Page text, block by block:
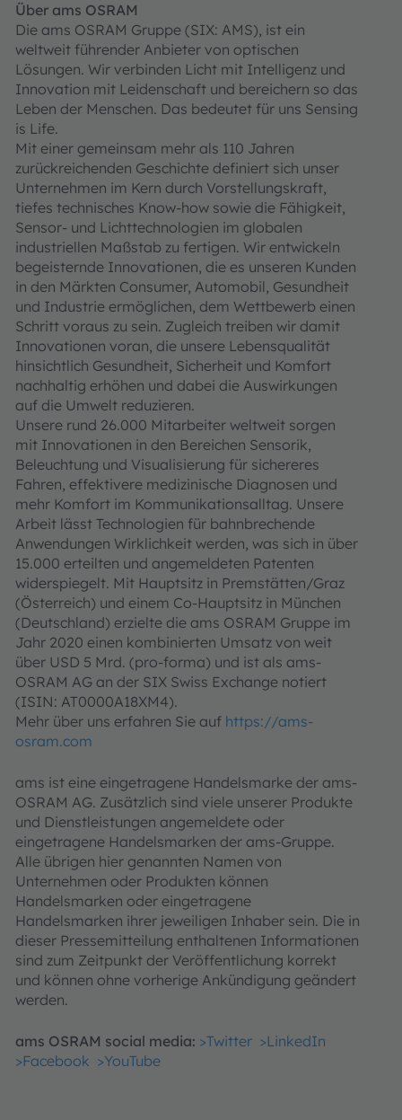
Über ams OSRAM
Die ams OSRAM Gruppe (SIX: AMS), ist ein
weltweit führender Anbieter von optischen
Lösungen. Wir verbinden Licht mit Intelligenz und
Innovation mit Leidenschaft und bereichern so das
Leben der Menschen. Das bedeutet für uns Sensing
is Life.
Mit einer gemeinsam mehr als 110 Jahren
zurückreichenden Geschichte definiert sich unser
Unternehmen im Kern durch Vorstellungskraft,
tiefes technisches Know-how sowie die Fähigkeit,
Sensor- und Lichttechnologien im globalen
industriellen Maßstab zu fertigen. Wir entwickeln
begeisternde Innovationen, die es unseren Kunden
in den Märkten Consumer, Automobil, Gesundheit
und Industrie ermöglichen, dem Wettbewerb einen
Schritt voraus zu sein. Zugleich treiben wir damit
Innovationen voran, die unsere Lebensqualität
hinsichtlich Gesundheit, Sicherheit und Komfort
nachhaltig erhöhen und dabei die Auswirkungen
auf die Umwelt reduzieren.
Unsere rund 26.000 Mitarbeiter weltweit sorgen
mit Innovationen in den Bereichen Sensorik,
Beleuchtung und Visualisierung für sichereres
Fahren, effektivere medizinische Diagnosen und
mehr Komfort im Kommunikationsalltag. Unsere
Arbeit lässt Technologien für bahnbrechende
Anwendungen Wirklichkeit werden, was sich in über
15.000 erteilten und angemeldeten Patenten
widerspiegelt. Mit Hauptsitz in Premstätten/Graz
(Österreich) und einem Co-Hauptsitz in München
(Deutschland) erzielte die ams OSRAM Gruppe im
Jahr 2020 einen kombinierten Umsatz von weit
über USD 5 Mrd. (pro-forma) und ist als ams-
OSRAM AG an der SIX Swiss Exchange notiert
(ISIN: AT0000A18XM4).
Mehr über uns erfahren Sie auf https://ams-
osram.com
ams ist eine eingetragene Handelsmarke der ams-
OSRAM AG. Zusätzlich sind viele unserer Produkte
und Dienstleistungen angemeldete oder
eingetragene Handelsmarken der ams-Gruppe.
Alle übrigen hier genannten Namen von
Unternehmen oder Produkten können
Handelsmarken oder eingetragene
Handelsmarken ihrer jeweiligen Inhaber sein. Die in
dieser Pressemitteilung enthaltenen Informationen
sind zum Zeitpunkt der Veröffentlichung korrekt
und können ohne vorherige Ankündigung geändert
werden.
ams OSRAM social media: >Twitter >LinkedIn
>Facebook >YouTube